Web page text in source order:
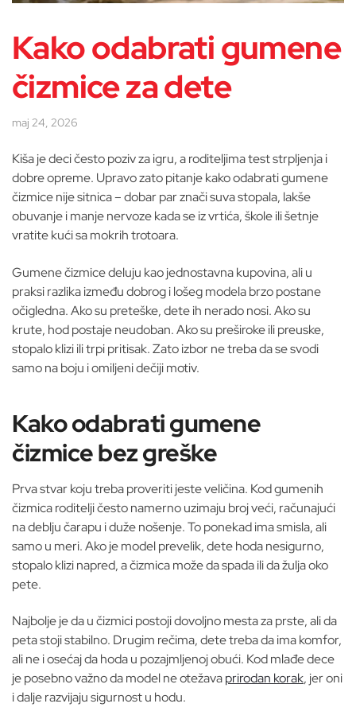
Kako odabrati gumene
čizmice za dete
maj 24, 2026
Kiša je deci često poziv za igru, a roditeljima test strpljenja i
dobre opreme. Upravo zato pitanje kako odabrati gumene
čizmice nije sitnica – dobar par znači suva stopala, lakše
obuvanje i manje nervoze kada se iz vrtića, škole ili šetnje
vratite kući sa mokrih trotoara.
Gumene čizmice deluju kao jednostavna kupovina, ali u
praksi razlika između dobrog i lošeg modela brzo postane
očigledna. Ako su preteške, dete ih nerado nosi. Ako su
krute, hod postaje neudoban. Ako su preširoke ili preuske,
stopalo klizi ili trpi pritisak. Zato izbor ne treba da se svodi
samo na boju i omiljeni dečiji motiv.
Kako odabrati gumene
čizmice bez greške
Prva stvar koju treba proveriti jeste veličina. Kod gumenih
čizmica roditelji često namerno uzimaju broj veći, računajući
na deblju čarapu i duže nošenje. To ponekad ima smisla, ali
samo u meri. Ako je model prevelik, dete hoda nesigurno,
stopalo klizi napred, a čizmica može da spada ili da žulja oko
pete.
Najbolje je da u čizmici postoji dovoljno mesta za prste, ali da
peta stoji stabilno. Drugim rečima, dete treba da ima komfor,
ali ne i osećaj da hoda u pozajmljenoj obući. Kod mlađe dece
je posebno važno da model ne otežavaprirodan korak, jer oni
i dalje razvijaju sigurnost u hodu.